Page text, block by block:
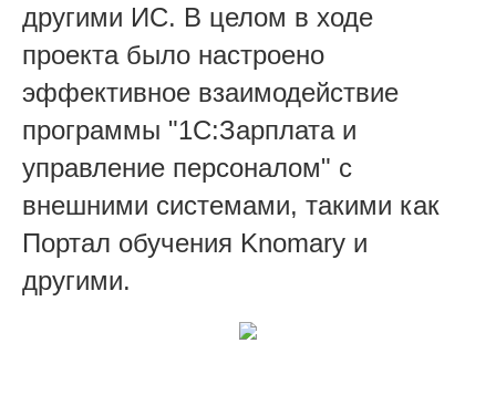
другими ИС. В целом в ходе
проекта было настроено
эффективное взаимодействие
программы "1С:Зарплата и
управление персоналом" с
внешними системами, такими как
Портал обучения Knomary и
другими.